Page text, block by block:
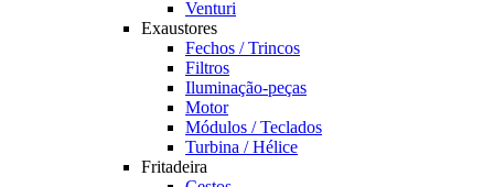
Venturi
Exaustores
Fechos / Trincos
Filtros
Iluminação-peças
Motor
Módulos / Teclados
Turbina / Hélice
Fritadeira